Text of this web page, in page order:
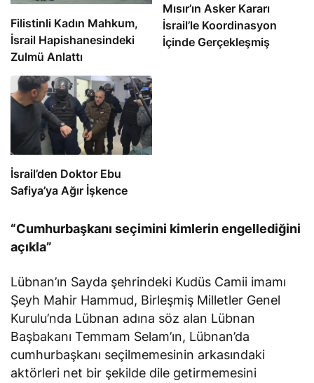
Filistinli Kadın Mahkum,
İsrail Hapishanesindeki
Zulmü Anlattı
Mısır’ın Asker Kararı
İsrail’le Koordinasyon
İçinde Gerçekleşmiş
İsrail’den Doktor Ebu
Safiya’ya Ağır İşkence
“Cumhurbaşkanı seçimini kimlerin engellediğini
açıkla”
Lübnan’ın Sayda şehrindeki Kudüs Camii imamı
Şeyh Mahir Hammud, Birleşmiş Milletler Genel
Kurulu’nda Lübnan adına söz alan Lübnan
Başbakanı Temmam Selam’ın, Lübnan’da
cumhurbaşkanı seçilmemesinin arkasındaki
aktörleri net bir şekilde dile getirmemesini